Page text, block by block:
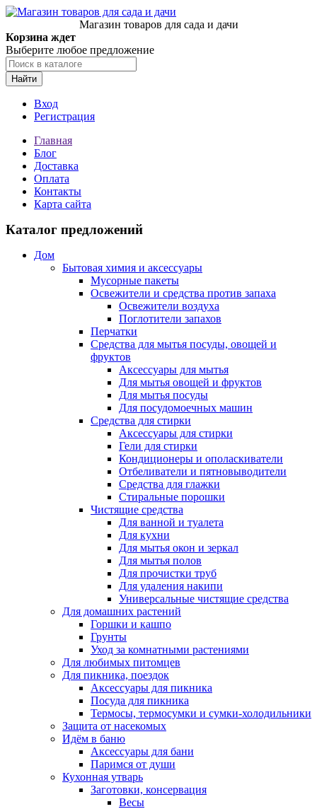
Магазин товаров для сада и дачи
Корзина ждет
Выберите любое предложение
Найти
Вход
Регистрация
Главная
Блог
Доставка
Оплата
Контакты
Карта сайта
Каталог предложений
Дом
Бытовая химия и аксессуары
Мусорные пакеты
Освежители и средства против запаха
Освежители воздуха
Поглотители запахов
Перчатки
Средства для мытья посуды, овощей и
фруктов
Аксессуары для мытья
Для мытья овощей и фруктов
Для мытья посуды
Для посудомоечных машин
Средства для стирки
Аксессуары для стирки
Гели для стирки
Кондиционеры и ополаскиватели
Отбеливатели и пятновыводители
Средства для глажки
Стиральные порошки
Чистящие средства
Для ванной и туалета
Для кухни
Для мытья окон и зеркал
Для мытья полов
Для прочистки труб
Для удаления накипи
Универсальные чистящие средства
Для домашних растений
Горшки и кашпо
Грунты
Уход за комнатными растениями
Для любимых питомцев
Для пикника, поездок
Аксессуары для пикника
Посуда для пикника
Термосы, термосумки и сумки-холодильники
Защита от насекомых
Идём в баню
Аксессуары для бани
Паримся от души
Кухонная утварь
Заготовки, консервация
Весы